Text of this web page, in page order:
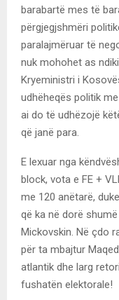
barabartë mes të
përgjegjshmëri
paralajmëruar të
nuk mohohet as
Kryeministri i
udhëheqës politik
ai do të udhëzojë
që janë para.
E lexuar nga
block, vota e FE +
me 120 anëtarë,
që ka në dorë
Mickovskin. Në çdo
për ta mbajtur
atlantik dhe larg
fushatën elektorale!